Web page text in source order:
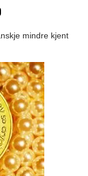
du
mindre kjent